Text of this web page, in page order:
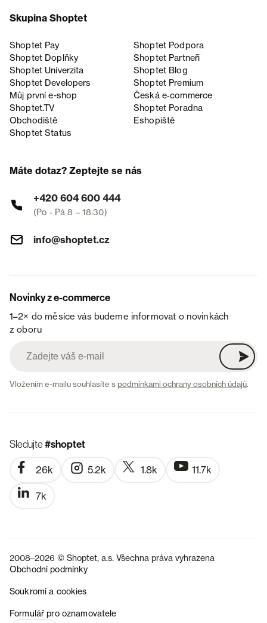
Skupina Shoptet
Shoptet Pay
Shoptet Podpora
Shoptet Doplňky
Shoptet Partneři
Shoptet Univerzita
Shoptet Blog
Shoptet Developers
Shoptet Premium
Můj první e-shop
Česká e‑commerce
Shoptet.TV
Shoptet Poradna
Obchodiště
Eshopiště
Shoptet Status
Máte dotaz? Zeptejte se nás
+420 604 600 444
(Po - Pá 8 – 18:30)
info@shoptet.cz
Novinky z e-commerce
1–2× do měsíce vás budeme informovat o novinkách
z oboru
Vložením e-mailu souhlasíte spodmínkami ochrany osobních údajů.
Sledujte#shoptet
26k 5.2k 1.8k 11.7k
7k
2008–2026 © Shoptet, a.s. Všechna práva vyhrazena
Obchodní podmínky
Soukromí a cookies
Formulář pro oznamovatele